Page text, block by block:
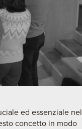
ed essenziale nel
concetto in modo